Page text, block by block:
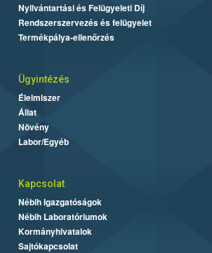
Nyilvántartási és Felügyeleti Díj
Rendszerszervezés és felügyelet
Termékpálya-ellenőrzés
Ügyintézés
Élelmiszer
Állat
Növény
Labor/Egyéb
Kapcsolat
Nébih Igazgatóságok
Nébih Laboratóriumok
Kormányhivatalok
Sajtókapcsolat